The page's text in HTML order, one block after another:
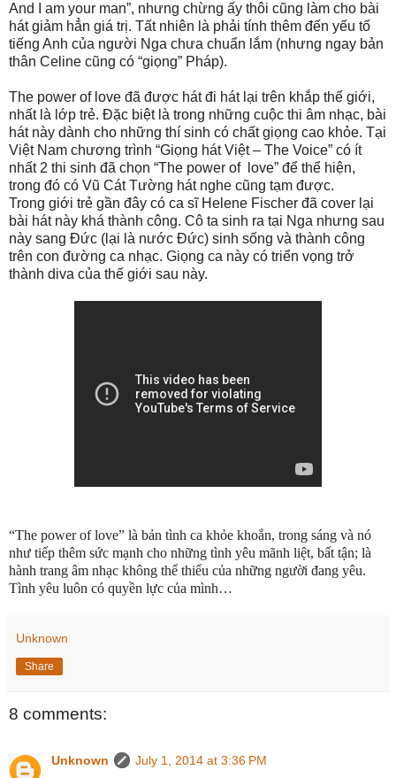
And I am your man”, nhưng chừng ấy thôi cũng làm cho bài
hát giảm hẳn giá trị. Tất nhiên là phải tính thêm đến yếu tố
tiếng Anh của người Nga chưa chuẩn lắm (nhưng ngay bản
thân Celine cũng có “giọng” Pháp).
The power of love đã được hát đi hát lại trên khắp thế giới,
nhất là lớp trẻ. Đặc biệt là trong những cuộc thi âm nhạc, bài
hát này dành cho những thí sinh có chất giọng cao khỏe. Tại
Việt Nam chương trình “Giọng hát Việt – The Voice” có ít
nhất 2 thi sinh đã chọn “The power of
love” để thể hiện,
trong đó có Vũ Cát Tường hát nghe cũng tạm được.
Trong giới trẻ gần đây có ca sĩ Helene Fischer đã cover lại
bài hát này khá thành công. Cô ta sinh ra tại Nga nhưng sau
này sang Đức (lại là nước Đức) sinh sống và thành công
trên con đường ca nhạc. Giọng ca này có triển vọng trở
thành diva của thế giới sau này.
“The power of love” là bản tình ca khỏe khoắn, trong sáng và nó
như tiếp thêm sức mạnh cho những tình yêu mãnh liệt, bất tận; là
hành trang âm nhạc không thể thiếu của những người đang yêu.
Tình yêu luôn có quyền lực của mình…
Unknown
Share
8 comments:
Unknown
July 1, 2014 at 3:36 PM